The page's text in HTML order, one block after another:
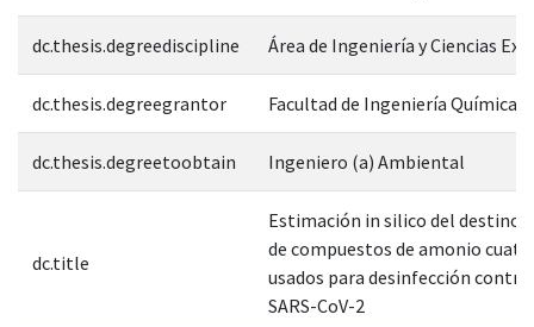
dc.thesis.degreediscipline Área de Ingeniería y Ciencias
dc.thesis.degreegrantor Facultad de Ingeniería Química
dc.thesis.degreetoobtain Ingeniero (a) Ambiental
dc.title
Estimación in silico del destino
de compuestos de amonio
usados para desinfección contra
SARS-CoV-2